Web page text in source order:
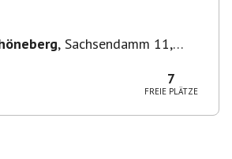
, Sachsendamm 11,
7
FREIE PLÄTZE